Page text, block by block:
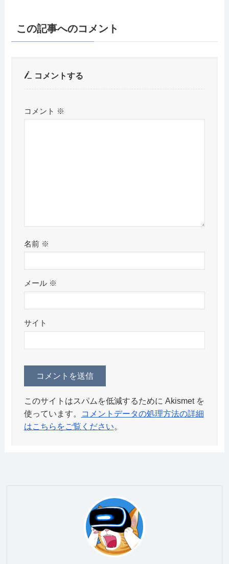
この記事へのコメント
コメントする
コメント ※
名前 ※
メール ※
サイト
このサイトはスパムを低減するために Akismet を
使っています。
コメントデータの処理方法の詳細
はこちらをご覧ください。